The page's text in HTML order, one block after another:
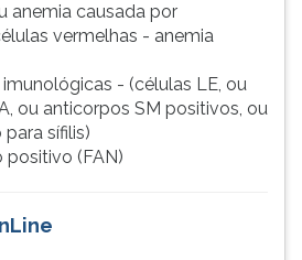
anemia causada por
vermelhas - anemia
- (células LE, ou
ou anticorpos SM positivos, ou
sífilis)
positivo (FAN)